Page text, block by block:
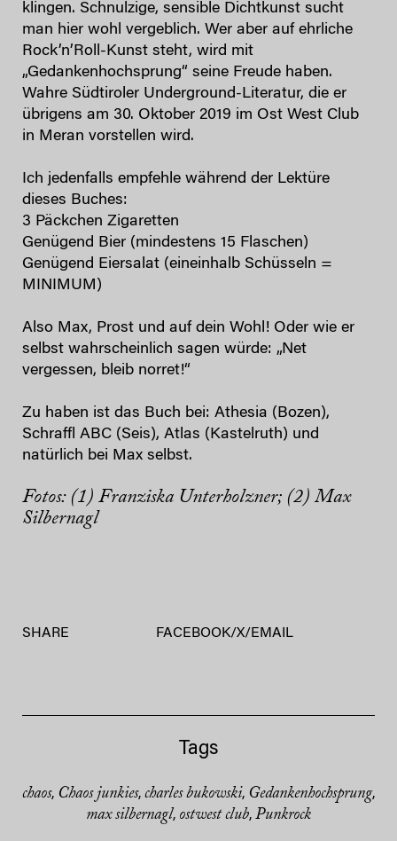
klingen. Schnulzige, sensible Dichtkunst sucht
man hier wohl vergeblich. Wer aber auf ehrliche
Rock’n’Roll-Kunst steht, wird mit
„Gedankenhochsprung“ seine Freude haben.
Wahre Südtiroler Underground-Literatur, die er
übrigens am 30. Oktober 2019 im Ost West Club
in Meran vorstellen wird.
Ich jedenfalls empfehle während der Lektüre
dieses Buches:
3 Päckchen Zigaretten
Genügend Bier (mindestens 15 Flaschen)
Genügend Eiersalat (eineinhalb Schüsseln =
MINIMUM)
Also Max, Prost und auf dein Wohl! Oder wie er
selbst wahrscheinlich sagen würde: „Net
vergessen, bleib norret!“
Zu haben ist das Buch bei: Athesia (Bozen),
Schraffl ABC (Seis), Atlas (Kastelruth) und
natürlich bei Max selbst.
Fotos: (1) Franziska Unterholzner; (2) Max
Silbernagl
SHARE FACEBOOK/X/EMAIL
Tags
chaos, Chaos junkies, charles bukowski, Gedankenhochsprung,
max silbernagl, ostwest club, Punkrock